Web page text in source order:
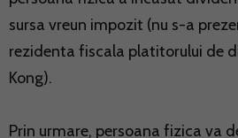
sursa vreun impozit (nu s-a
rezidenta fiscala platitorului de
Kong).
Prin urmare, persoana fizica va